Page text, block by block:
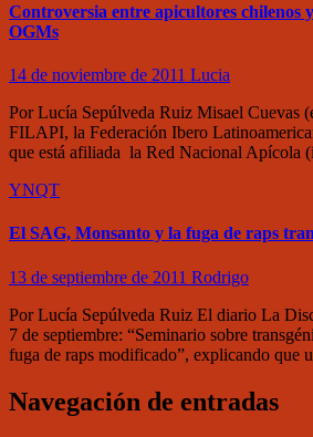
Controversia entre apicultores chilenos
OGMs
14 de noviembre de 2011 Lucia
Por Lucía Sepúlveda Ruiz Misael Cuevas
FILAPI, la Federación Ibero
que está afiliada la Red Nacional Apícola
YNQT
El SAG, Monsanto y la fuga de raps
13 de septiembre de 2011 Rodrigo
Por Lucía Sepúlveda Ruiz El diario La
7 de septiembre: “Seminario sobre
fuga de raps modificado”, explicando que
Navegación de entradas